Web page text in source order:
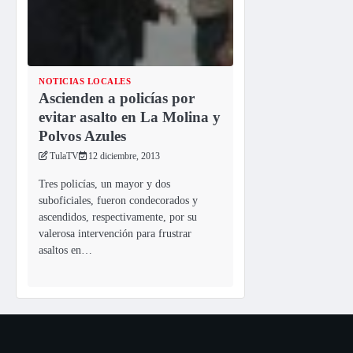
NOTICIAS LOCALES
Ascienden a policías por
evitar asalto en La Molina y
Polvos Azules
TulaTV 12 diciembre, 2013
Tres policías, un mayor y dos
suboficiales, fueron condecorados y
ascendidos, respectivamente, por su
valerosa intervención para frustrar
asaltos en…